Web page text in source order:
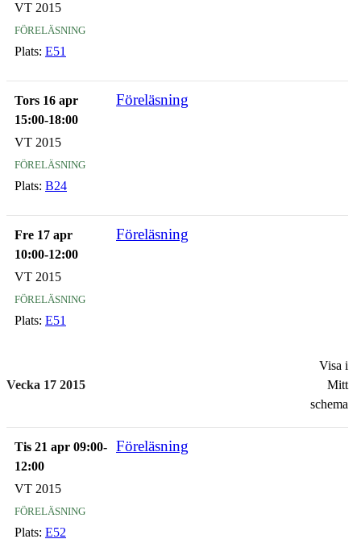
VT 2015
föreläsning
Plats: E51
Tors 16 apr
15:00-18:00
Föreläsning
VT 2015
föreläsning
Plats: B24
Fre 17 apr
10:00-12:00
Föreläsning
VT 2015
föreläsning
Plats: E51
Vecka 17 2015
Visa i
Mitt
schema
Tis 21 apr 09:00-
12:00
Föreläsning
VT 2015
föreläsning
Plats: E52